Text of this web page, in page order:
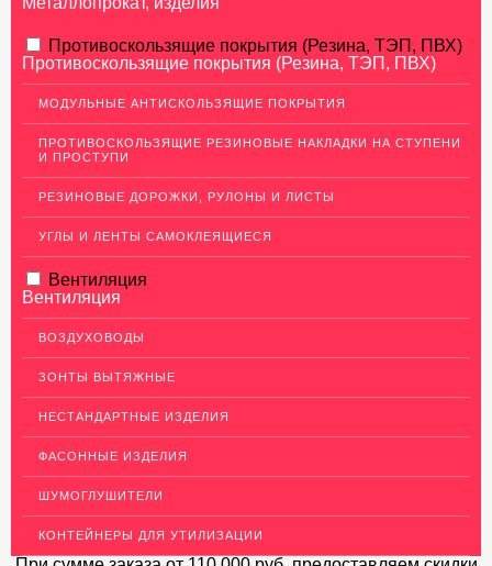
АЛЮМИНИЕВЫЙ ПРОКАТ
НЕРЖАВЕЮЩАЯ СТАЛЬ
МЕДНЫЙ ПРОКАТ
ЛАТУННЫЙ ПРОКАТ
ДЕКОР НЕРЖАВЕЙКА
ОГРАЖДЕНИЯ ДЛЯ ЛЕСТНИЦ
ЭЛЕКТРОДЫ
ДЕКОРАТИВНЫЙ УГОЛОК
Уголок латунный декоративный
Уголок медный декоративный
Уголок алюминиевый декоративный
Декоративный пластиковый уголок для стен
МЕТАЛЛИЧЕСКИЕ ПОРОГИ НАПОЛЬНЫЕ (ДЛЯ ПОЛА),
РАСКЛАДКА, ПЛИНТУС
Противоскользящие покрытия (Резина, ТЭП, ПВХ)
Противоскользящие покрытия (Резина, ТЭП, ПВХ)
МОДУЛЬНЫЕ АНТИСКОЛЬЗЯЩИЕ ПОКРЫТИЯ
ПРОТИВОСКОЛЬЗЯЩИЕ РЕЗИНОВЫЕ НАКЛАДКИ НА СТУПЕНИ
И ПРОСТУПИ
РЕЗИНОВЫЕ ДОРОЖКИ, РУЛОНЫ И ЛИСТЫ
УГЛЫ И ЛЕНТЫ САМОКЛЕЯЩИЕСЯ
Вентиляция
Вентиляция
ВОЗДУХОВОДЫ
ЗОНТЫ ВЫТЯЖНЫЕ
НЕСТАНДАРТНЫЕ ИЗДЕЛИЯ
ФАСОННЫЕ ИЗДЕЛИЯ
ШУМОГЛУШИТЕЛИ
КОНТЕЙНЕРЫ ДЛЯ УТИЛИЗАЦИИ